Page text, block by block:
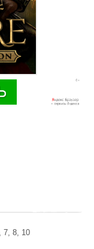
7, 8, 10